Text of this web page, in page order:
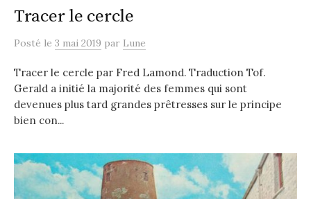
Tracer le cercle
Posté le 3 mai 2019 par Lune
Tracer le cercle par Fred Lamond. Traduction Tof.
Gerald a initié la majorité des femmes qui sont
devenues plus tard grandes prêtresses sur le principe
bien con...